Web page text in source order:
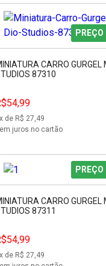
CARRO
87310
x de R$ 27,49
juros no cartão
CARRO
87311
x de R$ 27,49